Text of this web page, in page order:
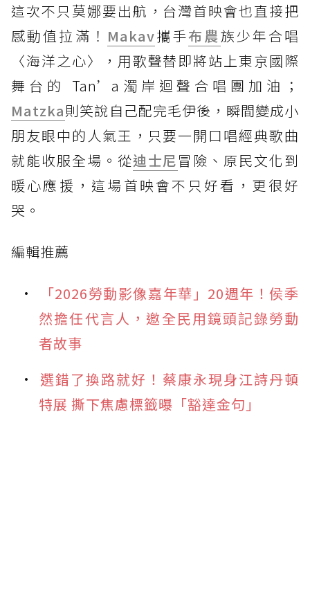
這次不只莫娜要出航，台灣首映會也直接把
感動值拉滿！ Makav攜手布農族少年合唱
〈海洋之心〉，用歌聲替即將站上東京國際
舞台的 Tan’a濁岸迴聲合唱團加油；
Matzka則笑說自己配完毛伊後，瞬間變成小
朋友眼中的人氣王，只要一開口唱經典歌曲
就能收服全場。從迪士尼冒險、原民文化到
暖心應援，這場首映會不只好看，更很好
哭。
編輯推薦
「2026勞動影像嘉年華」20週年！侯季
然擔任代言人，邀全民用鏡頭記錄勞動
者故事
選錯了換路就好！蔡康永現身江詩丹頓
特展 撕下焦慮標籤曝「豁達金句」